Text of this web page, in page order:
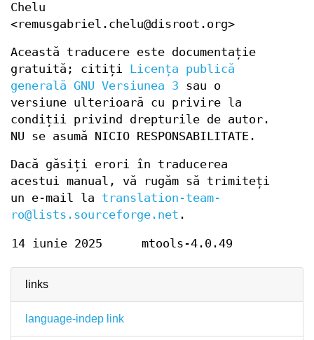
links
language-indep link
Chelu
<remusgabriel.chelu@disroot.org>
Această traducere este documentație
gratuită; citiți
Licența publică
generală GNU Versiunea 3 sau o
versiune ulterioară cu privire la
condiții privind drepturile de autor.
NU se asumă NICIO RESPONSABILITATE.
Dacă găsiți erori în traducerea
acestui manual, vă rugăm să trimiteți
un e-mail la translation-team-
ro@lists.sourceforge.net .
14 iunie 2025 mtools-4.0.49